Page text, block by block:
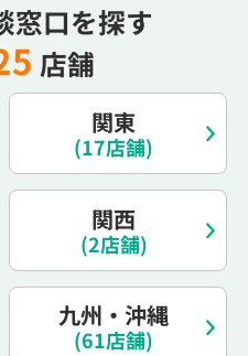
窓口を探す
店舗
関東
(17店舗)
関西
(2店舗)
九州・沖縄
(61店舗)